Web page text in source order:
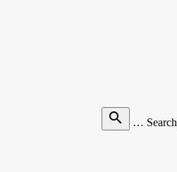
Search …
search